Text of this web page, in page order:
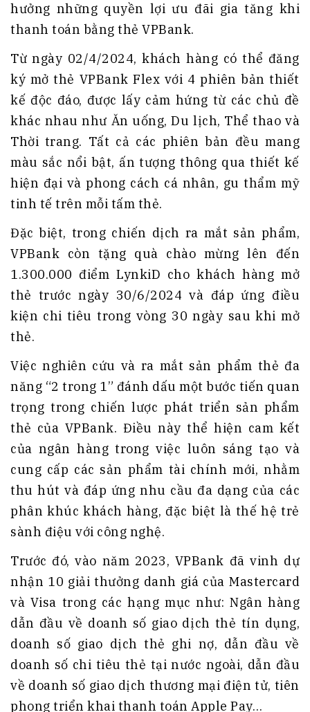
hưởng những quyền lợi ưu đãi gia tăng khi
thanh toán bằng thẻ VPBank.
Từ ngày 02/4/2024, khách hàng có thể đăng
ký mở thẻ VPBank Flex với 4 phiên bản thiết
kế độc đáo, được lấy cảm hứng từ các chủ đề
khác nhau như Ăn uống, Du lịch, Thể thao và
Thời trang. Tất cả các phiên bản đều mang
màu sắc nổi bật, ấn tượng thông qua thiết kế
hiện đại và phong cách cá nhân, gu thẩm mỹ
tinh tế trên mỗi tấm thẻ.
Đặc biệt, trong chiến dịch ra mắt sản phẩm,
VPBank còn tặng quà chào mừng lên đến
1.300.000 điểm LynkiD cho khách hàng mở
thẻ trước ngày 30/6/2024 và đáp ứng điều
kiện chi tiêu trong vòng 30 ngày sau khi mở
thẻ.
Việc nghiên cứu và ra mắt sản phẩm thẻ đa
năng “2 trong 1” đánh dấu một bước tiến quan
trọng trong chiến lược phát triển sản phẩm
thẻ của VPBank. Điều này thể hiện cam kết
của ngân hàng trong việc luôn sáng tạo và
cung cấp các sản phẩm tài chính mới, nhằm
thu hút và đáp ứng nhu cầu đa dạng của các
phân khúc khách hàng, đặc biệt là thế hệ trẻ
sành điệu với công nghệ.
Trước đó, vào năm 2023, VPBank đã vinh dự
nhận 10 giải thưởng danh giá của Mastercard
và Visa trong các hạng mục như: Ngân hàng
dẫn đầu về doanh số giao dịch thẻ tín dụng,
doanh số giao dịch thẻ ghi nợ, dẫn đầu về
doanh số chi tiêu thẻ tại nước ngoài, dẫn đầu
về doanh số giao dịch thương mại điện tử, tiên
phong triển khai thanh toán Apple Pay…